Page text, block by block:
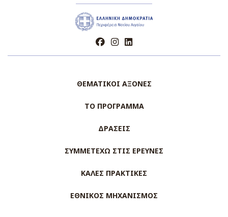
ΘΕΜΑΤΙΚΟΙ ΑΞΟΝΕΣ
ΤΟ ΠΡΟΓΡΑΜΜΑ
ΔΡΑΣΕΙΣ
ΣΥΜΜΕΤΕΧΩ ΣΤΙΣ ΕΡΕΥΝΕΣ
ΚΑΛΕΣ ΠΡΑΚΤΙΚΕΣ
ΕΘΝΙΚΟΣ ΜΗΧΑΝΙΣΜΟΣ